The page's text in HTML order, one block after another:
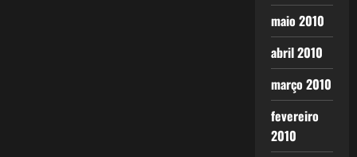
maio 2010
abril 2010
março 2010
fevereiro
2010